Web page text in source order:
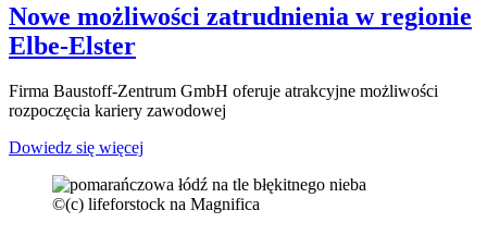
Nowe możliwości zatrudnienia w regionie
Elbe-Elster
Firma Baustoff-Zentrum GmbH oferuje atrakcyjne możliwości
rozpoczęcia kariery zawodowej
Dowiedz się więcej
©(c) lifeforstock na Magnifica